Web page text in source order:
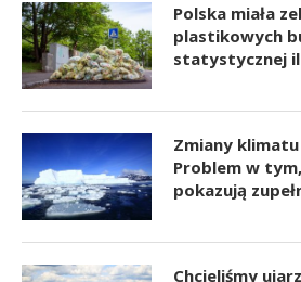
Polska miała
plastikowych
statystycznej
Zmiany klimatu
Problem w
pokazują
Chcieliśmy